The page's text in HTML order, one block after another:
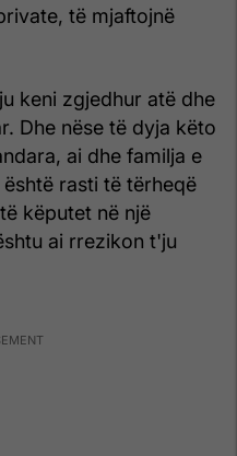
të mjaftojnë
keni zgjedhur atë dhe
Dhe nëse të dyja këto
ai dhe familja e
rasti të tërheqë
këputet në një
ai rrezikon t'ju